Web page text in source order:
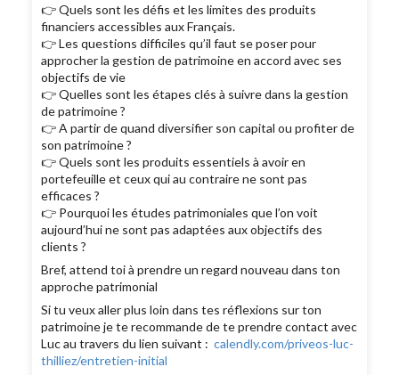
👉 Quels sont les défis et les limites des produits
financiers accessibles aux Français.
👉 Les questions difficiles qu’il faut se poser pour
approcher la gestion de patrimoine en accord avec ses
objectifs de vie
👉 Quelles sont les étapes clés à suivre dans la gestion
de patrimoine ?
👉 A partir de quand diversifier son capital ou profiter de
son patrimoine ?
👉 Quels sont les produits essentiels à avoir en
portefeuille et ceux qui au contraire ne sont pas
efficaces ?
👉 Pourquoi les études patrimoniales que l’on voit
aujourd’hui ne sont pas adaptées aux objectifs des
clients ?
Bref, attend toi à prendre un regard nouveau dans ton
approche patrimonial
Si tu veux aller plus loin dans tes réflexions sur ton
patrimoine je te recommande de te prendre contact avec
Luc au travers du lien suivant :calendly.com/priveos-luc-
thilliez/entretien-initial